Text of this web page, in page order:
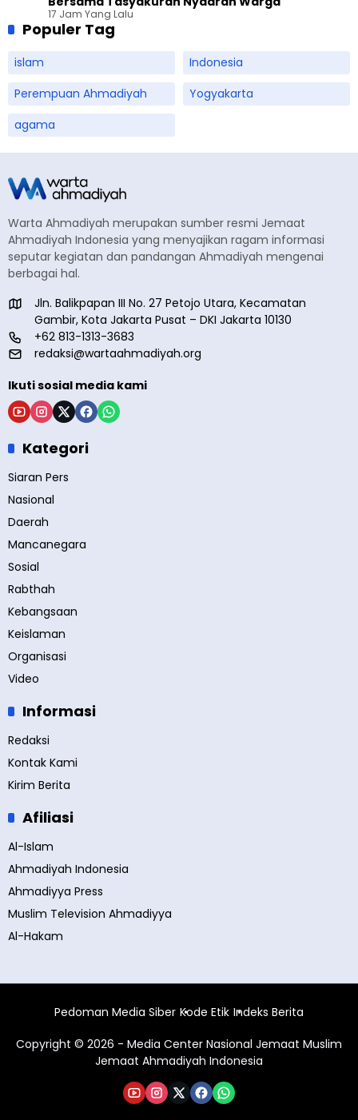
17 Jam Yang Lalu
Populer Tag
islam
Indonesia
Perempuan Ahmadiyah
Yogyakarta
agama
Warta Ahmadiyah merupakan sumber resmi Jemaat
Ahmadiyah Indonesia yang menyajikan ragam informasi
seputar kegiatan dan pandangan Ahmadiyah mengenai
berbagai hal.
Jln. Balikpapan III No. 27 Petojo Utara, Kecamatan
Gambir, Kota Jakarta Pusat – DKI Jakarta 10130
+62 813-1313-3683
redaksi@wartaahmadiyah.org
Ikuti sosial media kami
Kategori
Siaran Pers
Nasional
Daerah
Mancanegara
Sosial
Rabthah
Kebangsaan
Keislaman
Organisasi
Video
Informasi
Redaksi
Kontak Kami
Kirim Berita
Afiliasi
Al-Islam
Ahmadiyah Indonesia
Ahmadiyya Press
Muslim Television Ahmadiyya
Al-Hakam
Pedoman Media Siber Kode Etik Indeks Berita
Copyright © 2026 - Media Center Nasional Jemaat Muslim
Jemaat Ahmadiyah Indonesia